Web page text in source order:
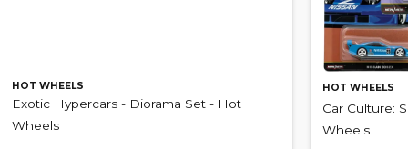
HOT WHEELS
Exotic Hypercars - Diorama Set - Hot
Wheels
HOT WHEELS
Car Culture:
Wheels